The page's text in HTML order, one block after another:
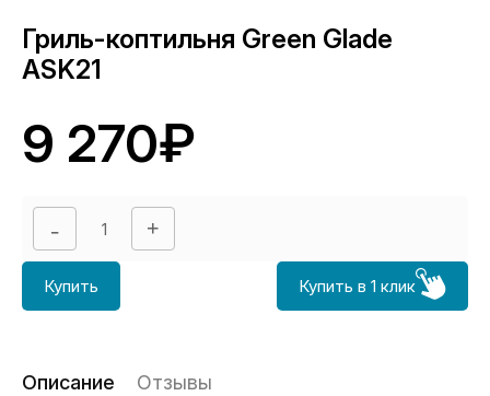
Гриль-коптильня Green Glade
ASK21
9 270₽
Купить Купить в 1 клик
Описание Отзывы